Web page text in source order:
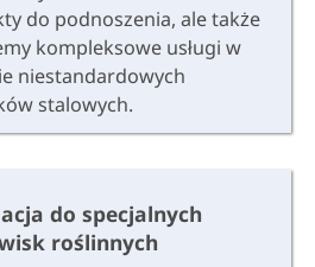
do podnoszenia, ale także
kompleksowe usługi w
niestandardowych
stalowych.
do specjalnych
roślinnych